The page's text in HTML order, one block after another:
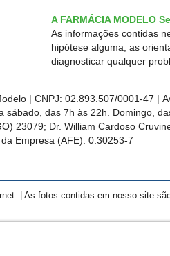
A FARMÁCIA MODELO
As informações contidas
hipótese alguma, as
diagnosticar qualquer
| CNPJ: 02.893.507/0001-47 |
das 7h às 22h. Domingo,
23079; Dr. William Cardoso
Empresa (AFE): 0.30253-7
| As fotos contidas em nosso site